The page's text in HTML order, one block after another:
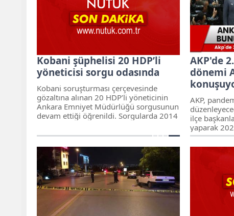
Kobani şüphelisi 20 HDP’li
yöneticisi sorgu odasında
Kobani soruşturması çerçevesinde
gözaltına alınan 20 HDP’li yöneticinin
Ankara Emniyet Müdürlüğü sorgusunun
devam ettiği öğrenildi. Sorgularda 2014
acil çağrı" bildiri ve aralamalarda ele
soruluyor.
AKP'de
dönemi
AKP,
ilçe
yaparak
gitmeyi